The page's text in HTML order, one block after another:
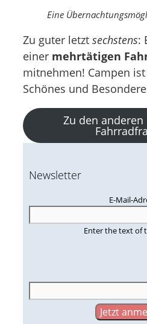
Eine
Zu guter letzt sechstens:
einer mehrtätigen
mitnehmen! Campen
Schönes und
Zu den anderen
Newsletter
E-Mail-
Enter the text of